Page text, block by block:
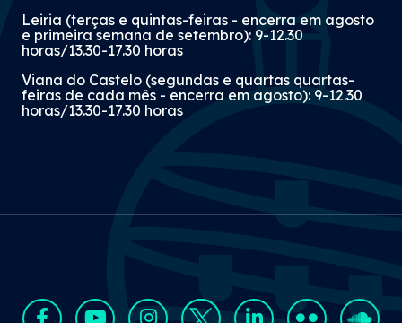
Leiria (terças e quintas-feiras - encerra em agosto
e primeira semana de setembro): 9-12.30
horas/13.30-17.30 horas
Viana do Castelo (segundas e quartas quartas-
feiras de cada mês - encerra em agosto): 9-12.30
horas/13.30-17.30 horas